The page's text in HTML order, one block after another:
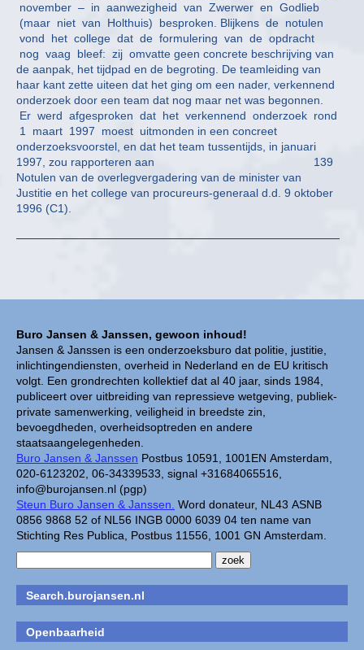
Buro Jansen & Janssen, gewoon inhoud!
Jansen & Janssen is een onderzoeksburo dat politie, justitie,
inlichtingendiensten, overheid in Nederland en de EU kritisch
volgt. Een grondrechten kollektief dat al 40 jaar, sinds 1984,
publiceert over uitbreiding van repressieve wetgeving, publiek-
private samenwerking, veiligheid in breedste zin,
bevoegdheden, overheidsoptreden en andere
staatsaangelegenheden.
Buro Jansen & Janssen Postbus 10591, 1001EN Amsterdam,
020-6123202, 06-34339533, signal +31684065516,
info@burojansen.nl (pgp)
Steun Buro Jansen & Janssen. Word donateur, NL43 ASNB
0856 9868 52 of NL56 INGB 0000 6039 04 ten name van
Stichting Res Publica, Postbus 11556, 1001 GN Amsterdam.
Search.burojansen.nl
Openbaarheid
november – in aanwezigheid van Zwerwer en Godlieb
(maar niet van Holthuis) besproken. Blijkens de notulen
vond het college dat de formulering van de opdracht
nog vaag bleef: zij omvatte geen concrete beschrijving van
de aanpak, het tijdpad en de begroting. De teamleiding van
haar kant zette uiteen dat het ging om een nader, verkennend
onderzoek door een team dat nog maar net was begonnen.
Er werd afgesproken dat het verkennend onderzoek rond
1 maart 1997 moest uitmonden in een concreet
onderzoeksvoorstel, en dat het team tussentijds, in januari
1997, zou rapporteren aan 139
Notulen van de overlegvergadering van de minister van
Justitie en het college van procureurs-generaal d.d. 9 oktober
1996 (C1).